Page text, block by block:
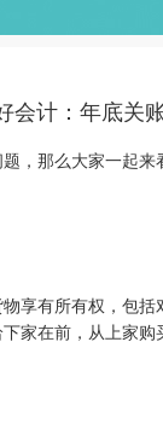
会计：年底关
，那么大家一起来
享有所有权，包
家在前，从上家购